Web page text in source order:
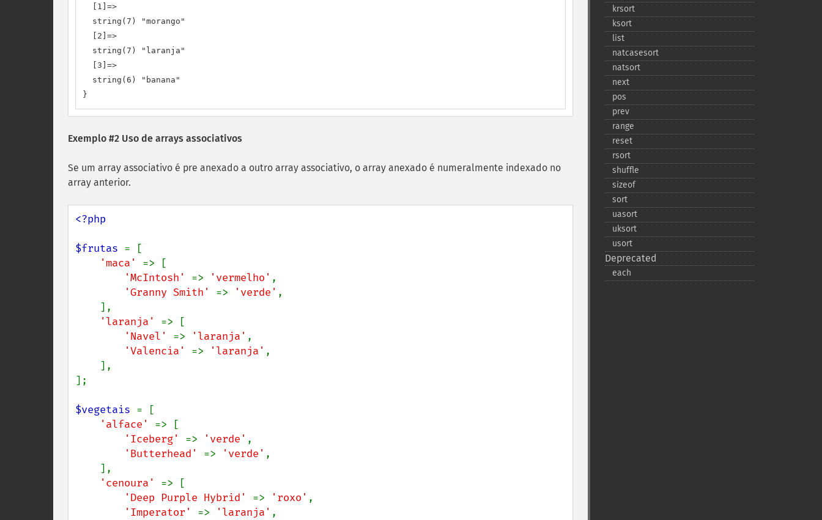
  [1]=>
  string(7) "morango"
  [2]=>
  string(7) "laranja"
  [3]=>
  string(6) "banana"
}
Exemplo #2 Uso de arrays associativos
Se um array associativo é pre anexado a outro array associativo, o array anexado é numeralmente indexado no
array anterior.
<?php
$frutas = [
'maca' => [
'McIntosh' => 'vermelho' ,
'Granny Smith' => 'verde' ,
'laranja' => [
'Navel' => 'laranja' ,
'Valencia' => 'laranja' ,
];
$vegetais = [
'alface' => [
'Iceberg' => 'verde' ,
'Butterhead' => 'verde' ,
'cenoura' => [
'Deep Purple Hybrid' => 'roxo' ,
'Imperator' => 'laranja' ,
krsort
ksort
list
natcasesort
natsort
next
pos
prev
range
reset
rsort
shuffle
sizeof
sort
uasort
uksort
usort
Deprecated
each